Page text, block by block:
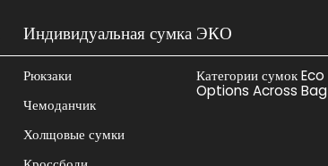
Индивидуальная сумка
Рюкзаки
Чемоданчик
Холщовые сумки
ЭКО
Категории сумок Eco
Options Across Bag